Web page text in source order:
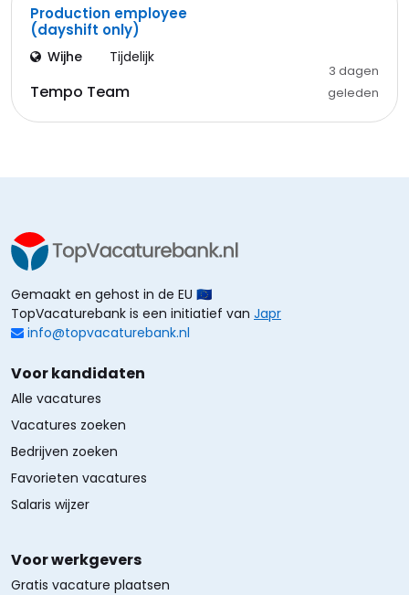
Production employee
(dayshift only)
Wijhe Tijdelijk
Tempo Team
3 dagen
geleden
Gemaakt en gehost in de EU 🇪🇺
TopVacaturebank is een initiatief van Japr
info@topvacaturebank.nl
Voor kandidaten
Alle vacatures
Vacatures zoeken
Bedrijven zoeken
Favorieten vacatures
Salaris wijzer
Voor werkgevers
Gratis vacature plaatsen